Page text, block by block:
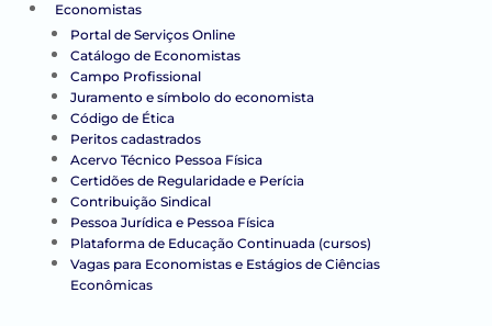
Economistas
Portal de Serviços Online
Catálogo de Economistas
Campo Profissional
Juramento e símbolo do economista
Código de Ética
Peritos cadastrados
Acervo Técnico Pessoa Física
Certidões de Regularidade e Perícia
Contribuição Sindical
Pessoa Jurídica e Pessoa Física
Plataforma de Educação Continuada (cursos)
Vagas para Economistas e Estágios de Ciências
Econômicas